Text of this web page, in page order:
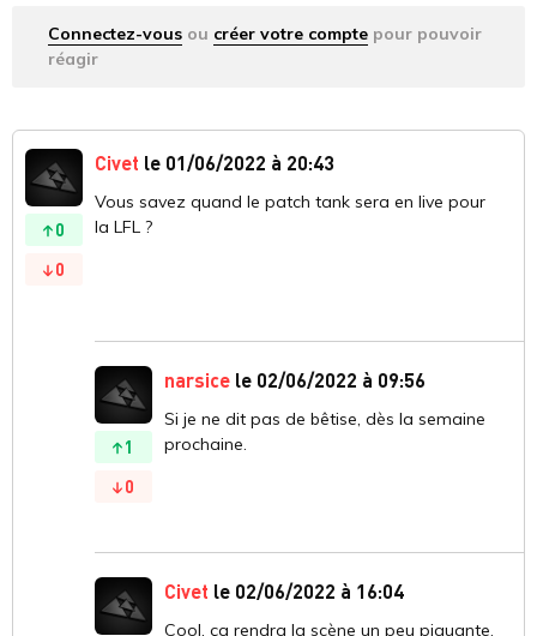
Connectez-vous ou créer votre compte pour pouvoir
réagir
0
0
Civet le 01/06/2022 à 20:43
Vous savez quand le patch tank sera en live pour
la LFL ?
1
0
narsice le 02/06/2022 à 09:56
Si je ne dit pas de bêtise, dès la semaine
prochaine.
Civet le 02/06/2022 à 16:04
Cool, ça rendra la scène un peu piquante.